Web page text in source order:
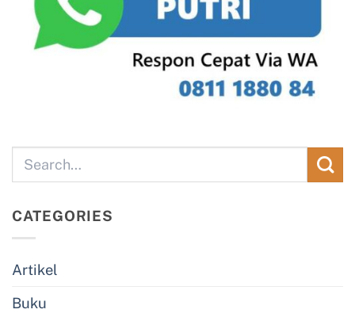
CATEGORIES
Artikel
Buku